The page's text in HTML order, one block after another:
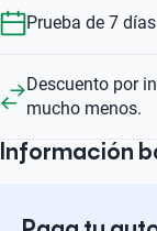
Prueba de 7
Descuento por
mucho menos.
Información